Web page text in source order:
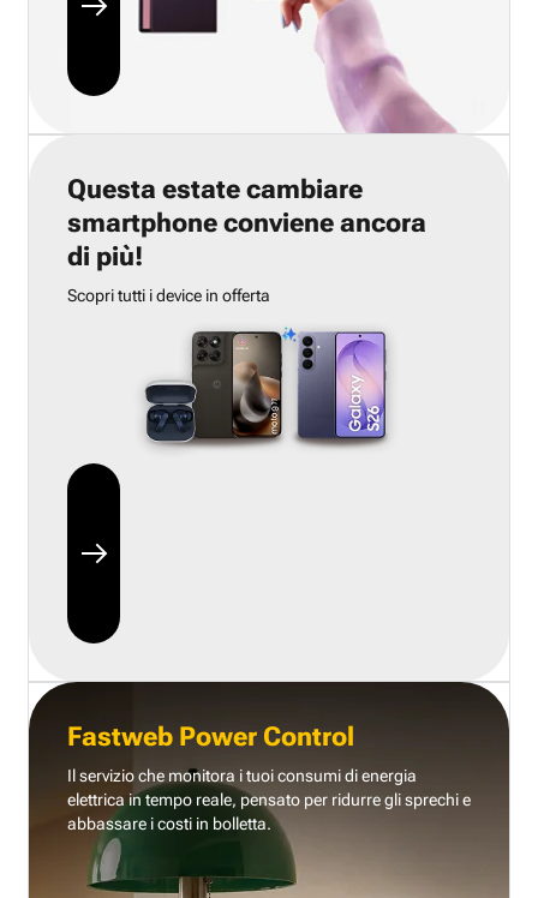
Questa estate cambiare
smartphone conviene ancora
di più!
Scopri tutti i device in offerta
Fastweb Power Control
Il servizio che monitora i tuoi consumi di energia
elettrica in tempo reale, pensato per ridurre gli sprechi e
abbassare i costi in bolletta.